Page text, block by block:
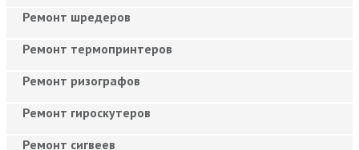
Ремонт шредеров
Ремонт термопринтеров
Ремонт ризографов
Ремонт гироскутеров
Ремонт сигвеев